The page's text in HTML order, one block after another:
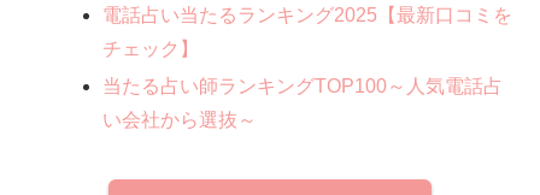
電話占い当たるランキング2025【最新口コミを
チェック】
当たる占い師ランキングTOP100～人気電話占
い会社から選抜～